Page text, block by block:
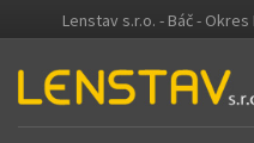
Lenstav s.r.o. - Báč -